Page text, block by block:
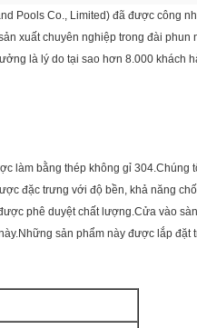
Pools Co., Limited) đã được công
xuất chuyên nghiệp trong đài
là lý do tại sao hơn 8.000 khách
làm bằng thép không gỉ
đặc trưng với độ bền, khả năng
phê duyệt chất lượng.Cửa vào
sản phẩm này được lắp đặt